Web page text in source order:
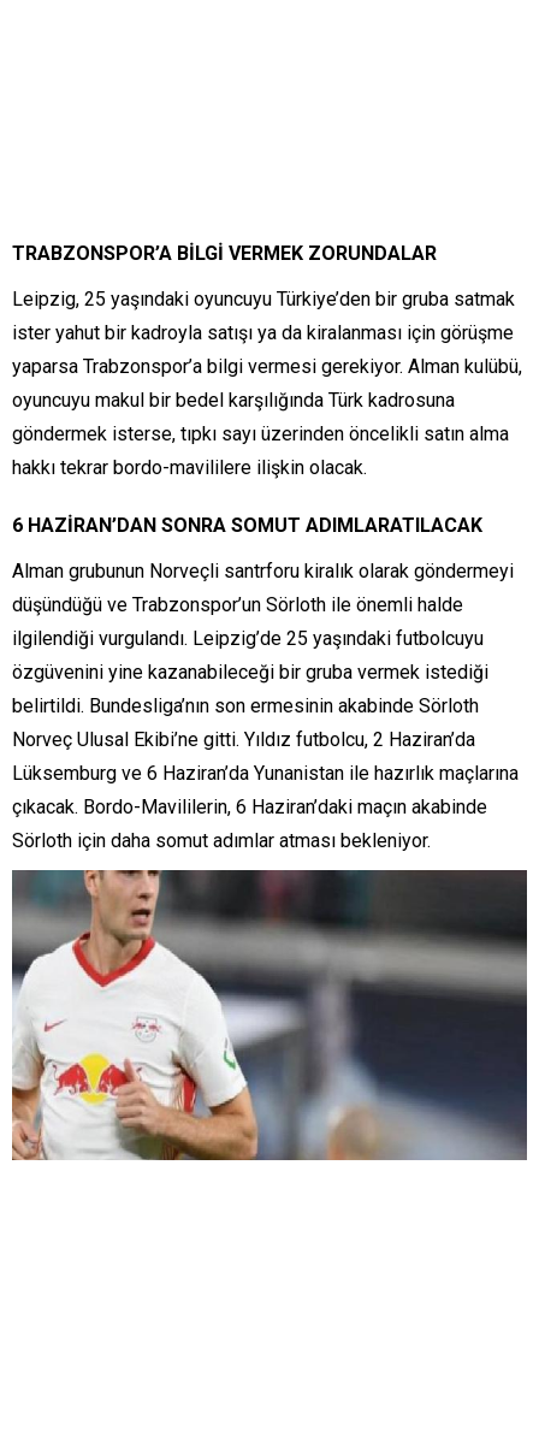
TRABZONSPOR’A BİLGİ VERMEK ZORUNDALAR
Leipzig, 25 yaşındaki oyuncuyu Türkiye’den bir gruba satmak
ister yahut bir kadroyla satışı ya da kiralanması için görüşme
yaparsa Trabzonspor’a bilgi vermesi gerekiyor. Alman kulübü,
oyuncuyu makul bir bedel karşılığında Türk kadrosuna
göndermek isterse, tıpkı sayı üzerinden öncelikli satın alma
hakkı tekrar bordo-mavililere ilişkin olacak.
6 HAZİRAN’DAN SONRA SOMUT ADIMLARATILACAK
Alman grubunun Norveçli santrforu kiralık olarak göndermeyi
düşündüğü ve Trabzonspor’un Sörloth ile önemli halde
ilgilendiği vurgulandı. Leipzig’de 25 yaşındaki futbolcuyu
özgüvenini yine kazanabileceği bir gruba vermek istediği
belirtildi. Bundesliga’nın son ermesinin akabinde Sörloth
Norveç Ulusal Ekibi’ne gitti. Yıldız futbolcu, 2 Haziran’da
Lüksemburg ve 6 Haziran’da Yunanistan ile hazırlık maçlarına
çıkacak. Bordo-Mavililerin, 6 Haziran’daki maçın akabinde
Sörloth için daha somut adımlar atması bekleniyor.